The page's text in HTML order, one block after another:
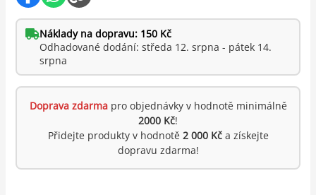
Náklady na dopravu: 150 Kč
Odhadované dodání: středa 12. srpna - pátek 14.
srpna
Doprava zdarmapro objednávky v hodnotě minimálně
2000 Kč!
Přidejte produkty v hodnotě 2 000 Kča získejte
dopravu zdarma!